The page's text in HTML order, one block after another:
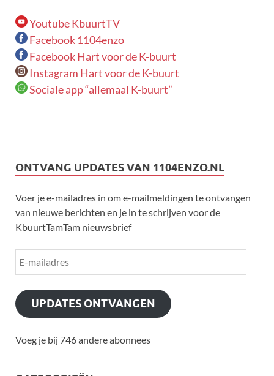
Youtube KbuurtTV
Facebook 1104enzo
Facebook Hart voor de K-buurt
Instagram Hart voor de K-buurt
Sociale app “allemaal K-buurt”
ONTVANG UPDATES VAN 1104ENZO.NL
Voer je e-mailadres in om e-mailmeldingen te ontvangen
van nieuwe berichten en je in te schrijven voor de
KbuurtTamTam nieuwsbrief
UPDATES ONTVANGEN
Voeg je bij 746 andere abonnees